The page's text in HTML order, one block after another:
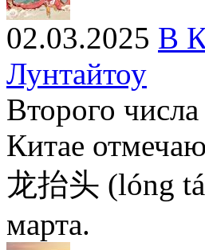
02.03.2025 В
Лунтайтоу
Второго
Китае
龙抬头 (lóng
марта.